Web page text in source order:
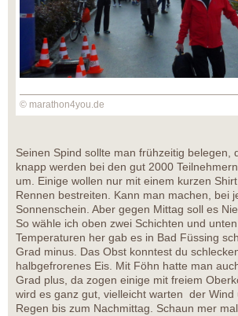
© marathon4you.de
Seinen Spind sollte man frühzeitig belegen,
knapp werden bei den gut 2000
um. Einige wollen nur mit einem kurzen
Rennen bestreiten. Kann man machen, bei
Sonnenschein. Aber gegen Mittag soll es
So wähle ich oben zwei Schichten und
Temperaturen her gab es in Bad Füssing
Grad minus. Das Obst konntest du
halbgefrorenes Eis. Mit Föhn hatte man
Grad plus, da zogen einige mit freiem
wird es ganz gut, vielleicht warten der Wind
Regen bis zum Nachmittag. Schaun mer